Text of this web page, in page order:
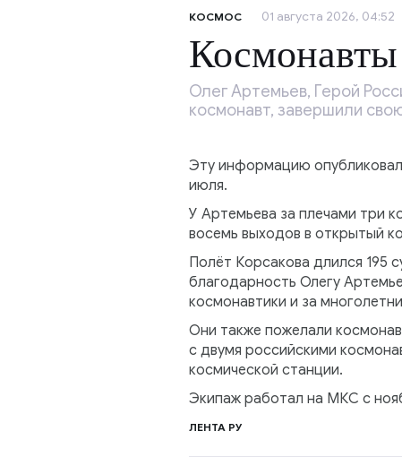
КОСМОС 01 августа 2026, 04:52
Олег Артемьев, Герой
космонавт, завершили
Эту информацию
июля.
У Артемьева за плечами три
восемь выходов в открытый
Полёт Корсакова длился 195
благодарность Олегу
космонавтики и за
Они также пожелали
с двумя российскими
космической станции.
Экипаж работал на МКС с
ЛЕНТА РУ